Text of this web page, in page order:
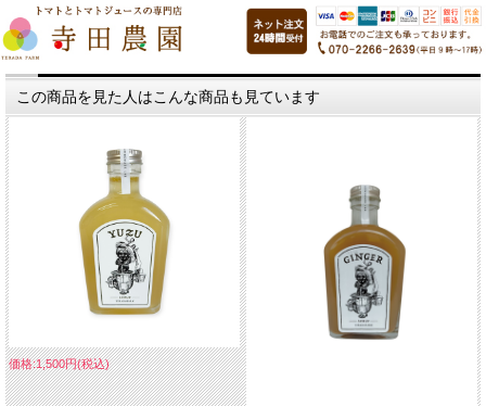
この商品を見た人はこんな商品も見ています
価格:1,500円(税込)